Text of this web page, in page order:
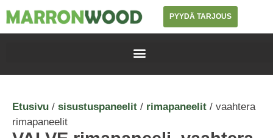
PYYDÄ TARJOUS
Etusivu / sisustuspaneelit / rimapaneelit / vaahtera
rimapaneelit